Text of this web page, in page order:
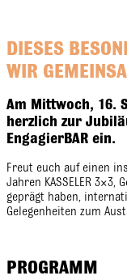
DIESES
WIR
Am Mittwoch, 16.
herzlich zur
EngagierBAR ein.
Freut euch auf einen
Jahren KASSELER
geprägt haben,
Gelegenheiten zum
PROGRAMM